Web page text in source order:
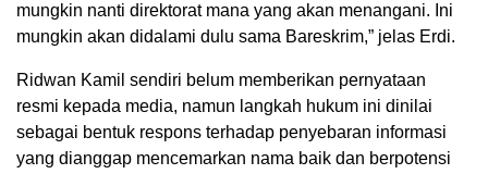
mungkin nanti direktorat mana yang akan menangani. Ini
mungkin akan didalami dulu sama Bareskrim,” jelas Erdi.
Ridwan Kamil sendiri belum memberikan pernyataan
resmi kepada media, namun langkah hukum ini dinilai
sebagai bentuk respons terhadap penyebaran informasi
yang dianggap mencemarkan nama baik dan berpotensi